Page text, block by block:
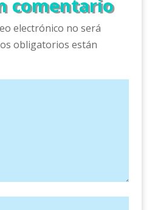
comentario
electrónico no será
obligatorios están